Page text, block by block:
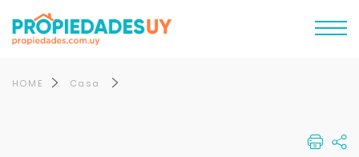
HOME Casa